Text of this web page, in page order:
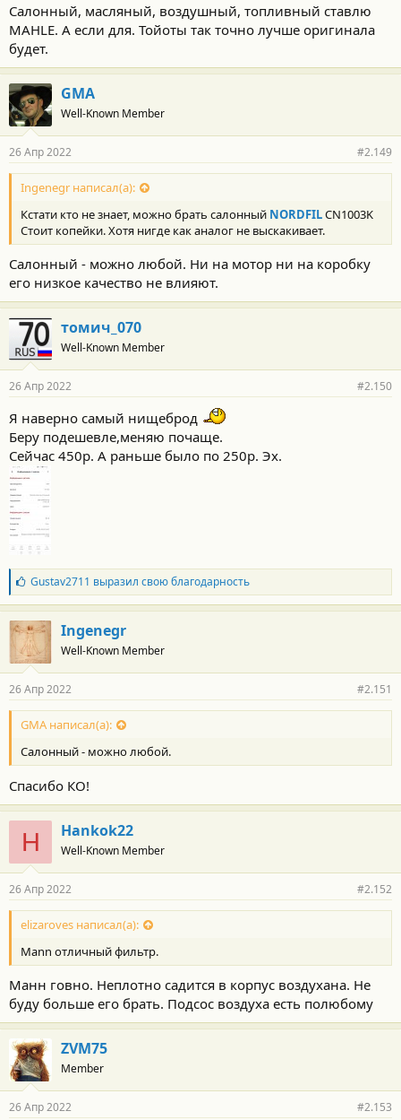
Салонный, масляный, воздушный, топливный ставлю
MAHLE. А если для. Тойоты так точно лучше оригинала
будет.
GMA
Well-Known Member
26 Апр 2022 #2.149
Ingenegr написал(а):
Кстати кто не знает, можно брать салонный NORDFILCN1003K
Стоит копейки. Хотя нигде как аналог не выскакивает.
Салонный - можно любой. Ни на мотор ни на коробку
его низкое качество не влияют.
томич_070
Well-Known Member
26 Апр 2022 #2.150
Я наверно самый нищеброд
Беру подешевле,меняю почаще.
Сейчас 450р. А раньше было по 250р. Эх.
Б
л
а
г
о
д
а
н
о
с
и
:
Gustav2711 выразил свою благодарность
Ingenegr
Well-Known Member
26 Апр 2022 #2.151
GMA написал(а):
Салонный - можно любой.
Спасибо КО!
H Hankok22
Well-Known Member
26 Апр 2022 #2.152
elizaroves написал(а):
Mann отличный фильтр.
Манн говно. Неплотно садится в корпус воздухана. Не
буду больше его брать. Подсос воздуха есть полюбому
ZVM75
Member
26 Апр 2022 #2.153